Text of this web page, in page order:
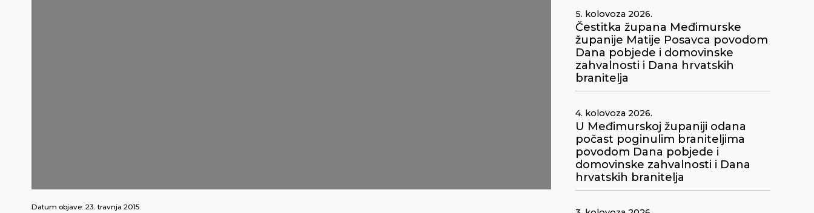
Datum objave: 23. travnja 2015.
5. kolovoza 2026.
Čestitka župana Međimurske
županije Matije Posavca povodom
Dana pobjede i domovinske
zahvalnosti i Dana hrvatskih
branitelja
4. kolovoza 2026.
U Međimurskoj županiji odana
počast poginulim braniteljima
povodom Dana pobjede i
domovinske zahvalnosti i Dana
hrvatskih branitelja